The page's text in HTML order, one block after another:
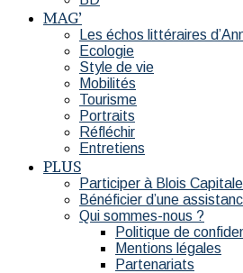
MAG’
Les échos littéraires
Ecologie
Style de vie
Mobilités
Tourisme
Portraits
Réfléchir
Entretiens
PLUS
Participer à Blois Capitale
Bénéficier d’une
Qui sommes-nous ?
Politique de
Mentions légales
Partenariats